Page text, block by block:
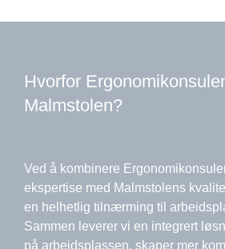
Hvorfor
Malmstolen?
Ved å kombinere
ekspertise med Malmstolens
en helhetlig tilnærming til
Sammen leverer vi en integrert
på arbeidsplassen, skaper mer